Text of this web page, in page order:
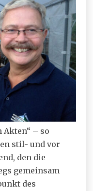
Akten“ – so
stil- und vor
den die
gemeinsam
des